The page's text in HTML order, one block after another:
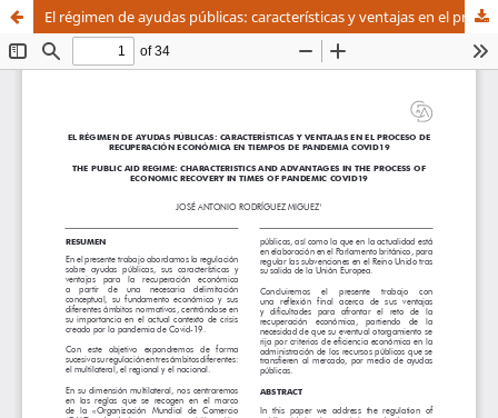
El régimen de ayudas públicas: características y ventajas en el proceso de recuperación económica en tiempos de pandemia COVID19